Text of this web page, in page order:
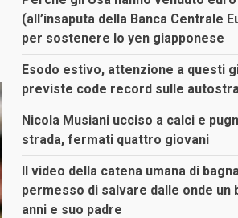
(all’insaputa della Banca Centrale
per sostenere lo yen giapponese
Esodo estivo, attenzione a questi
previste code record sulle
Nicola Musiani ucciso a calci e
strada, fermati quattro giovani
Il video della catena umana di
permesso di salvare dalle onde un
anni e suo padre